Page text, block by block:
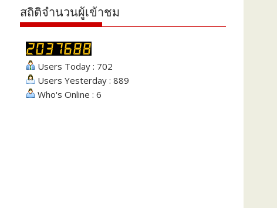
สถิติจำนวนผู้เข้าชม
Users Today : 702
Users Yesterday : 889
Who's Online : 6